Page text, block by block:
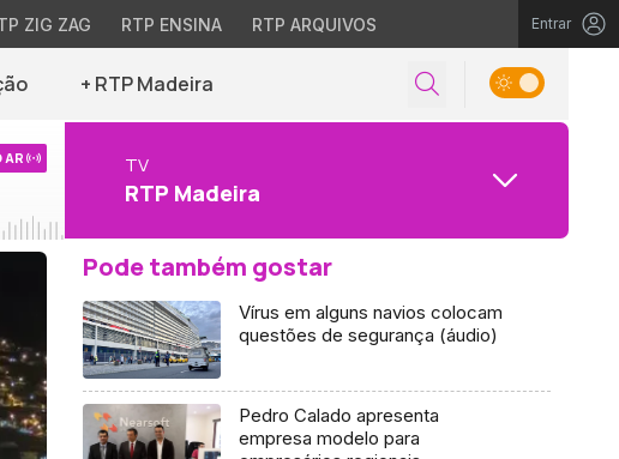
ZIG ZAG RTP ENSINA RTP ARQUIVOS Entrar
+ RTP Madeira
AR TV
RTP Madeira
Pode também gostar
Vírus em alguns navios colocam
questões de segurança (áudio)
Pedro Calado apresenta
empresa modelo para